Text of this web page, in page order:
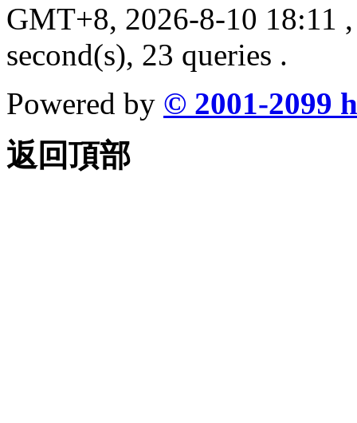
GMT+8, 2026-8-10 18:11
second(s), 23 queries .
Powered by © 2001-2099
返回頂部